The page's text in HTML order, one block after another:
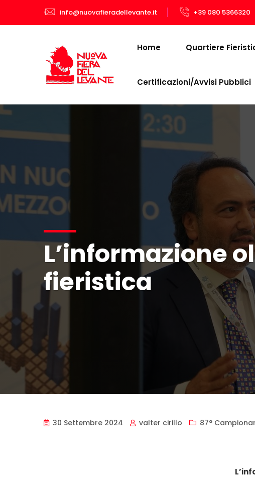
info@nuovafieradellevante.it +39 080 5366320
Home Quartiere
Certificazioni/Avvisi Pubblici
L’informazione
fieristica
30 Settembre 2024 valter cirillo 87°